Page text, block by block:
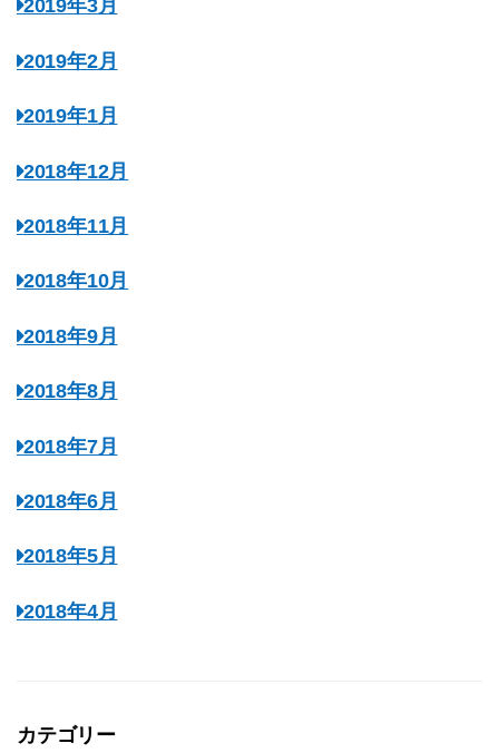
2019年3月
2019年2月
2019年1月
2018年12月
2018年11月
2018年10月
2018年9月
2018年8月
2018年7月
2018年6月
2018年5月
2018年4月
カテゴリー